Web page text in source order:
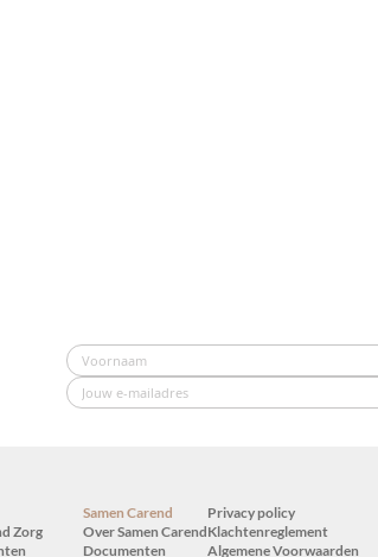
Zorg
Samen Carend
Over Samen Carend
Documenten
Privacy policy
Klachtenreglement
Algemene Voorwaarden